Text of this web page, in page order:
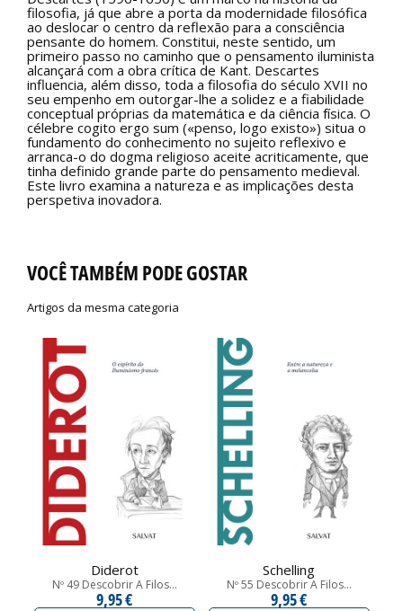
filosofia, já que abre a porta da modernidade filosófica
ao deslocar o centro da reflexão para a consciência
pensante do homem. Constitui, neste sentido, um
primeiro passo no caminho que o pensamento iluminista
alcançará com a obra crítica de Kant. Descartes
influencia, além disso, toda a filosofia do século XVII no
seu empenho em outorgar-lhe a solidez e a fiabilidade
conceptual próprias da matemática e da ciência física. O
célebre cogito ergo sum («penso, logo existo») situa o
fundamento do conhecimento no sujeito reflexivo e
arranca-o do dogma religioso aceite acriticamente, que
tinha definido grande parte do pensamento medieval.
Este livro examina a natureza e as implicações desta
perspetiva inovadora.
VOCÊ TAMBÉM PODE GOSTAR
Artigos da mesma categoria
Diderot
Nº 49 Descobrir A Filos...
9,95 €
Schelling
Nº 55 Descobrir A Filos...
9,95 €